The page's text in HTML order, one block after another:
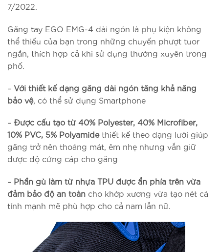
7/2022.
Găng tay EGO EMG-4 dài ngón là phụ kiện không
thể thiếu của bạn trong những chuyến phượt tuor
ngắn, thích hợp cả khi sử dụng thường xuyên trong
phố.
– Với thiết kế dạng găng dài ngón tăng khả năng
bảo vệ, có thể sử dụng Smartphone
– Được cấu tạo từ 40% Polyester, 40% Microfiber,
10% PVC, 5% Polyamidethiết kế theo dạng lưới giúp
găng trở nên thoáng mát, êm nhẹ nhưng vẫn giữ
được độ cứng cáp cho găng
– Phần gù làm từ nhựa TPU được ẩn phía trên vừa
đảm bảo độ an toàn cho khớp xương vừa tạo nét cá
tính mạnh mẽ phù hợp cho cả nam lẫn nữ.